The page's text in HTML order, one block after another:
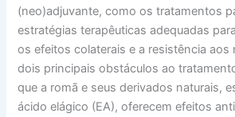
(neo)adjuvante, como os tratamentos
estratégias terapêuticas adequadas
os efeitos colaterais e a resistência aos
dois principais obstáculos ao
que a romã e seus derivados naturais,
ácido elágico (EA), oferecem efeitos